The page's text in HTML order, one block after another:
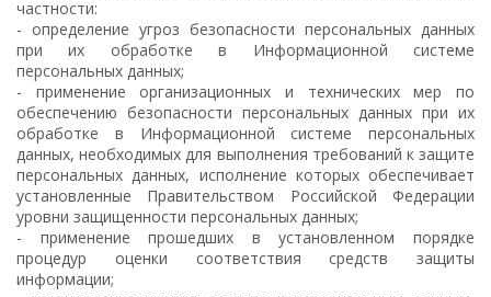
частности:
- определение угроз безопасности персональных данных
при их обработке в Информационной системе
персональных данных;
- применение организационных и технических мер по
обеспечению безопасности персональных данных при их
обработке в Информационной системе персональных
данных, необходимых для выполнения требований к защите
персональных данных, исполнение которых обеспечивает
установленные Правительством Российской Федерации
уровни защищенности персональных данных;
- применение прошедших в установленном порядке
процедур оценки соответствия средств защиты
информации;